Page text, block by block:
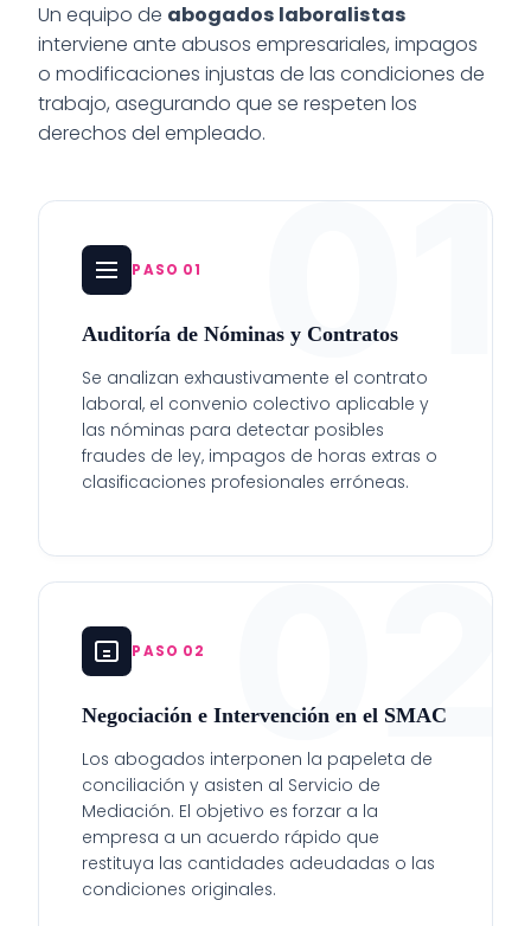
Un equipo de abogados laboralistas
interviene ante abusos empresariales, impagos
o modificaciones injustas de las condiciones de
trabajo, asegurando que se respeten los
derechos del empleado.
01
PASO 01
Auditoría de Nóminas y Contratos
Se analizan exhaustivamente el contrato
laboral, el convenio colectivo aplicable y
las nóminas para detectar posibles
fraudes de ley, impagos de horas extras o
clasificaciones profesionales erróneas.
02
PASO 02
Negociación e Intervención en el SMAC
Los abogados interponen la papeleta de
conciliación y asisten al Servicio de
Mediación. El objetivo es forzar a la
empresa a un acuerdo rápido que
restituya las cantidades adeudadas o las
condiciones originales.